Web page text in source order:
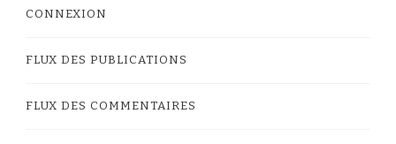
CONNEXION
FLUX DES PUBLICATIONS
FLUX DES COMMENTAIRES